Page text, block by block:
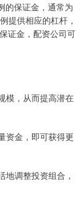
的保证金，通常为
提供相应的杠杆，
证金，配资公司可
模，从而提高潜在
资金，即可获得更
地调整投资组合，